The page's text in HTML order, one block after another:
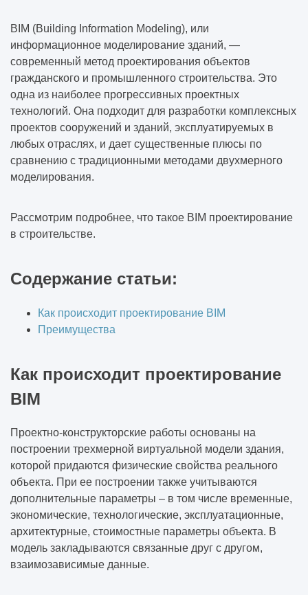
BIM (Building Information Modeling), или
информационное моделирование зданий, —
современный метод проектирования объектов
гражданского и промышленного строительства. Это
одна из наиболее прогрессивных проектных
технологий. Она подходит для разработки комплексных
проектов сооружений и зданий, эксплуатируемых в
любых отраслях, и дает существенные плюсы по
сравнению с традиционными методами двухмерного
моделирования.
Рассмотрим подробнее, что такое BIM проектирование
в строительстве.
Содержание статьи:
Как происходит проектирование BIM
Преимущества
Как происходит проектирование
BIM
Проектно-конструкторские работы основаны на
построении трехмерной виртуальной модели здания,
которой придаются физические свойства реального
объекта. При ее построении также учитываются
дополнительные параметры – в том числе временные,
экономические, технологические, эксплуатационные,
архитектурные, стоимостные параметры объекта. В
модель закладываются связанные друг с другом,
взаимозависимые данные.